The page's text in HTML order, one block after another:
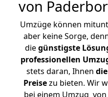
von
Umzüge können
aber keine Sorge,
diegünstigste
professionellen
stets daran, Ihnen
Preisezu bieten. Wir
bei einem Umzug